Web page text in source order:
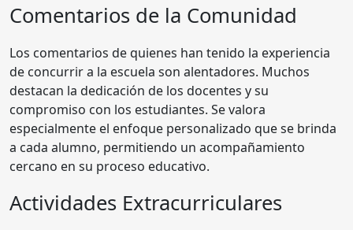
Comentarios de la Comunidad
Los comentarios de quienes han tenido la experiencia
de concurrir a la escuela son alentadores. Muchos
destacan la dedicación de los docentes y su
compromiso con los estudiantes. Se valora
especialmente el enfoque personalizado que se brinda
a cada alumno, permitiendo un acompañamiento
cercano en su proceso educativo.
Actividades Extracurriculares